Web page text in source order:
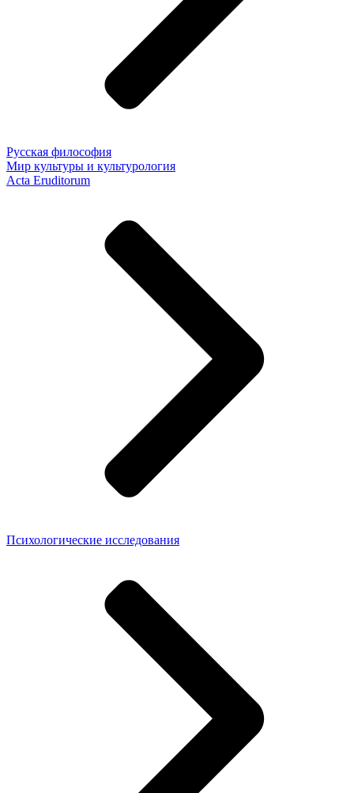
Русская философия
Мир культуры и культурология
Acta Eruditorum
Психологические исследования